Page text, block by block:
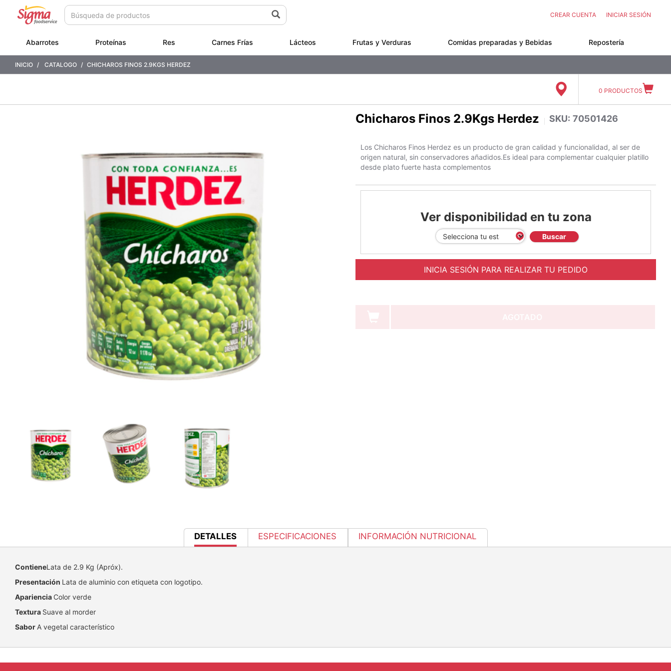
contenido
navegación
CREAR CUENTA INICIAR SESIÓN
Abarrotes Proteínas Res Carnes Frías Lácteos Frutas y Verduras Comidas preparadas y Bebidas Repostería
INICIO CATALOGO CHICHAROS FINOS 2.9KGS HERDEZ
0 PRODUCTOS
Chicharos Finos 2.9Kgs Herdez SKU: 70501426
Los Chicharos Finos Herdez es un producto de gran calidad y funcionalidad, al ser de
origen natural, sin conservadores añadidos.Es ideal para complementar cualquier platillo
desde plato fuerte hasta complementos
Ver disponibilidad en tu zona
Buscar
INICIA SESIÓN PARA REALIZAR TU PEDIDO
CURRENT
TAB:
DETALLES ESPECIFICACIONES INFORMACIÓN NUTRICIONAL
ContieneLata de 2.9 Kg (Apróx).
Presentación Lata de aluminio con etiqueta con logotipo.
Apariencia Color verde
Textura Suave al morder
Sabor A vegetal característico